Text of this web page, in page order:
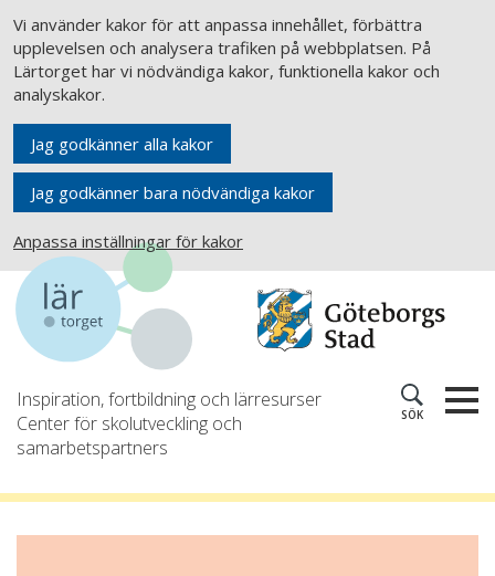
Vi använder kakor för att anpassa innehållet, förbättra
upplevelsen och analysera trafiken på webbplatsen. På
Lärtorget har vi nödvändiga kakor, funktionella kakor och
analyskakor.
Jag godkänner alla kakor
Jag godkänner bara nödvändiga kakor
Anpassa inställningar för kakor
Inspiration, fortbildning och lärresurser
Center för skolutveckling och
samarbetspartners
SÖK